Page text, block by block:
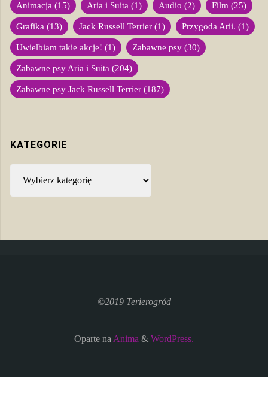
Animacja (15) Aria i Suita (1) Audio (2) Film (25)
Grafika (13) Jack Russell Terrier (1) Przygoda Arii. (1)
Uwielbiam takie akcje! (1) Zabawne psy (30)
Zabawne psy Aria i Suita (204)
Zabawne psy Jack Russell Terrier (187)
KATEGORIE
©2019 Terierogród
Oparte naAnima & WordPress.